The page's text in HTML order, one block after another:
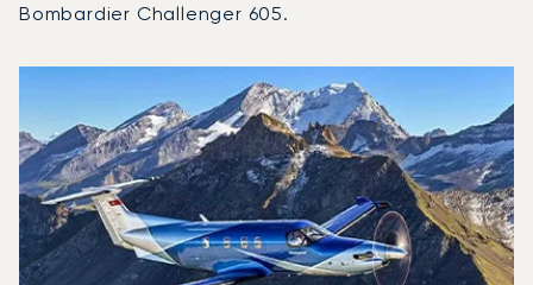
Bombardier Challenger 605.
Zdjęcie samolotu
Model samolotu
Miejsca
Prędkość (km/h) Prędkość (węzły)Zasięg (km)
Zasięg (NM)